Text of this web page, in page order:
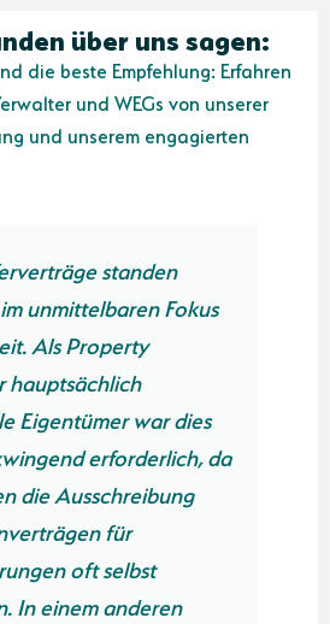
über uns sagen:
die beste Empfehlung: Erfahren
und WEGs von unserer
und unserem engagierten
„Die Zusammenarbeit mit der
GmbH war einfach großartig.
ihrer Unterstützung konnten
unseren neuen Gas- und
Stromlieferverträgen
Kosten einsparen – und das
großen Aufwand unsererseits.
Besonders beeindruckt hat
professionelle Abwicklung
stets hilfsbereite Austausch